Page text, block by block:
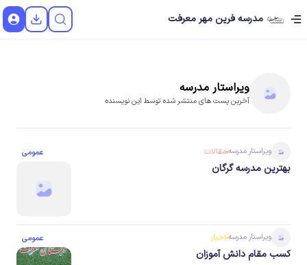
مدرسه فرین مهر معرفت
ویراستار مدرسه
آخرین پست های منتشر شده توسط این نویسنده
ویراستار مدرسهمقالات عمومی
بهترین مدرسه گرگان
ویراستار مدرسه اخبار عمومی
کسب مقام دانش آموزان